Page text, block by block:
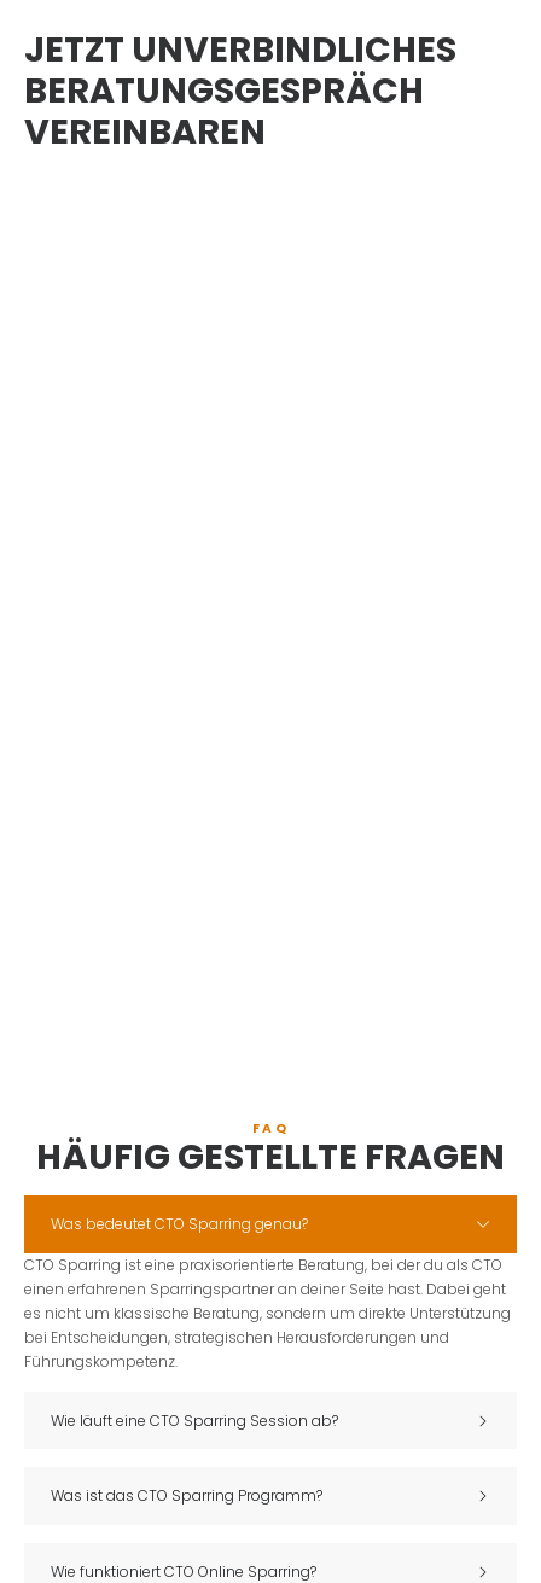
JETZT UNVERBINDLICHES
BERATUNGSGESPRÄCH
VEREINBAREN
FAQ
HÄUFIG GESTELLTE FRAGEN​
Was bedeutet CTO Sparring genau?
CTO Sparring ist eine praxisorientierte Beratung, bei der du als CTO
einen erfahrenen Sparringspartner an deiner Seite hast. Dabei geht
es nicht um klassische Beratung, sondern um direkte Unterstützung
bei Entscheidungen, strategischen Herausforderungen und
Führungskompetenz.
Wie läuft eine CTO Sparring Session ab?
Was ist das CTO Sparring Programm?
Wie funktioniert CTO Online Sparring?